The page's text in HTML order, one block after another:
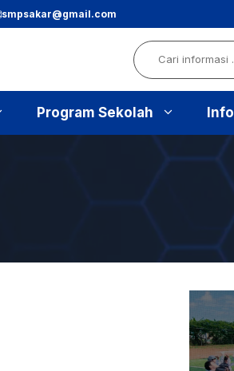
smpsakar@gmail.com
Search
Program Sekolah